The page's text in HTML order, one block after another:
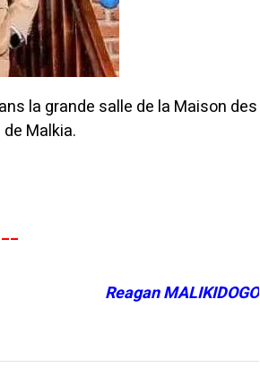
la grande salle de la Maison des
Malkia.
Reagan MALIKIDOGO